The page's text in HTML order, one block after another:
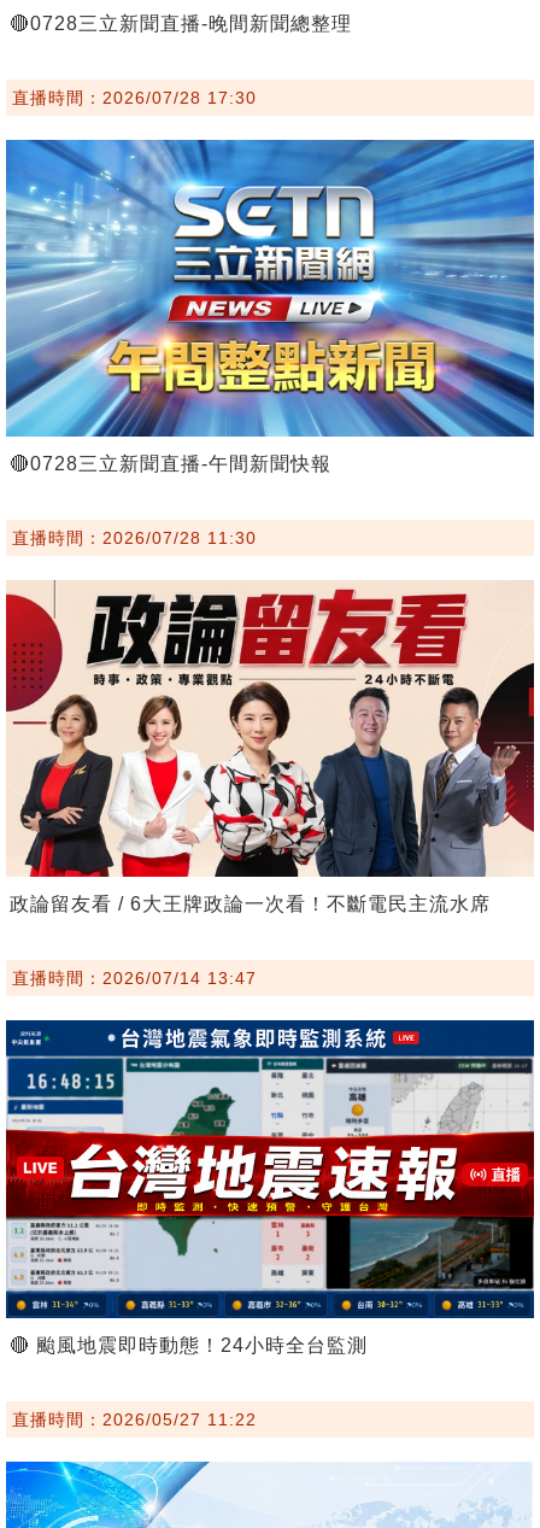
🔴0728三立新聞直播-晚間新聞總整理
直播時間：2026/07/28 17:30
🔴0728三立新聞直播-午間新聞快報
直播時間：2026/07/28 11:30
政論留友看 / 6大王牌政論一次看！不斷電民主流水席
直播時間：2026/07/14 13:47
🔴 颱風地震即時動態！24小時全台監測
直播時間：2026/05/27 11:22